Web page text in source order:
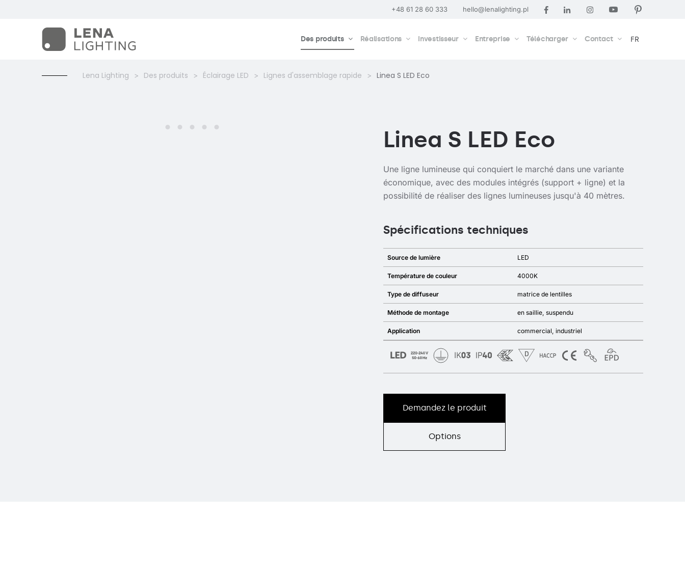
+48 61 28 60 333 hello@lenalighting.pl
Des produits Réalisations Investisseur Entreprise Télécharger Contact FR
Lena Lighting Des produits Éclairage LED Lignes d'assemblage rapide Linea S LED Eco
Linea S LED Eco
Une ligne lumineuse qui conquiert le marché dans une variante
économique, avec des modules intégrés (support + ligne) et la
possibilité de réaliser des lignes lumineuses jusqu'à 40 mètres.
Spécifications techniques
Source de lumière LED
Température de couleur 4000K
Type de diffuseur matrice de lentilles
Méthode de montage en saillie suspendu
Application commercial industriel
Demandez le produit
Options